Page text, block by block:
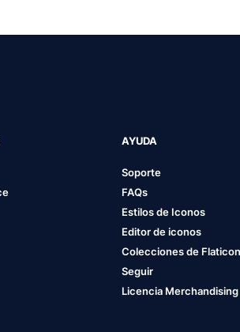
AYUDA
Soporte
FAQs
Estilos de Iconos
Editor de iconos
Colecciones de Flaticon
Seguir
Licencia Merchandising